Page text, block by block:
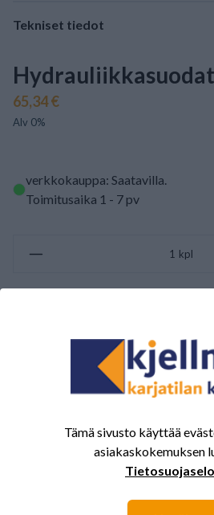
Tekniset tiedot
65,34 €
Alv 0%
verkkokauppa: Saatavilla.
Toimitusaika 1 - 7 pv
kpl
ARVOSTELUJEN YHTEENVETO
(0/5) Yhteensä 0
Tämä sivusto käyttää
asiakaskokemuksen